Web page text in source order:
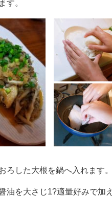
す。
ろした大根を鍋へ入れます
油を大さじ1?適量好みで加